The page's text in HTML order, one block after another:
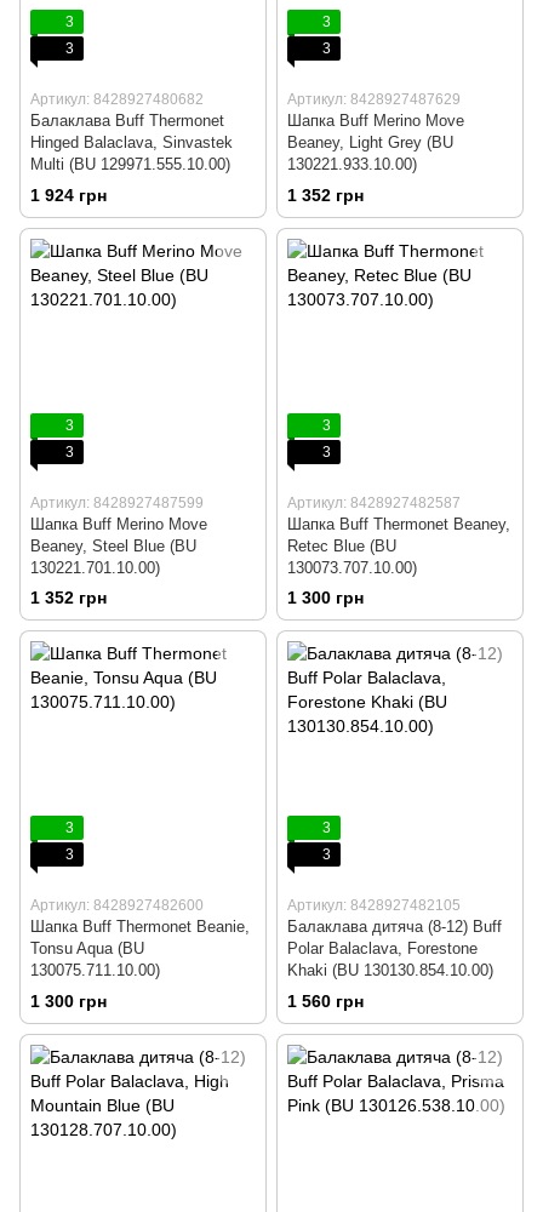
3
3
Артикул: 8428927480682
Балаклава Buff Thermonet
Hinged Balaclava, Sinvastek
Multi (BU 129971.555.10.00)
1 924 грн
3
3
Артикул: 8428927487629
Шапка Buff Merino Move
Beaney, Light Grey (BU
130221.933.10.00)
1 352 грн
3
3
Артикул: 8428927487599
Шапка Buff Merino Move
Beaney, Steel Blue (BU
130221.701.10.00)
1 352 грн
3
3
Артикул: 8428927482587
Шапка Buff Thermonet Beaney,
Retec Blue (BU
130073.707.10.00)
1 300 грн
3
3
Артикул: 8428927482600
Шапка Buff Thermonet Beanie,
Tonsu Aqua (BU
130075.711.10.00)
1 300 грн
3
3
Артикул: 8428927482105
Балаклава дитяча (8-12) Buff
Polar Balaclava, Forestone
Khaki (BU 130130.854.10.00)
1 560 грн